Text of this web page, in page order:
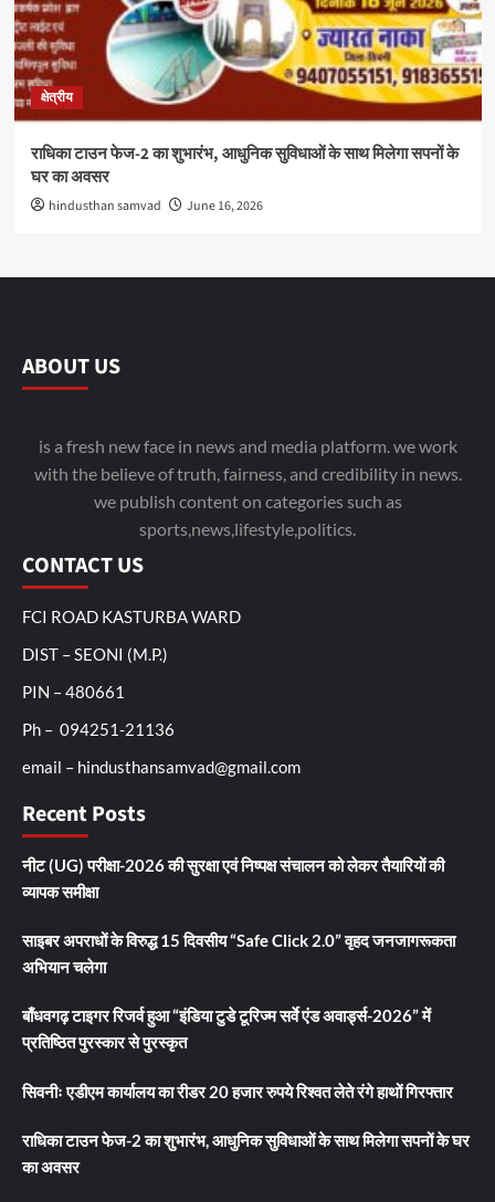
क्षेत्रीय
राधिका टाउन फेज-2 का शुभारंभ, आधुनिक सुविधाओं के साथ मिलेगा सपनों के
घर का अवसर
hindusthan samvad June 16, 2026
ABOUT US
is a fresh new face in news and media platform. we work
with the believe of truth, fairness, and credibility in news.
we publish content on categories such as
sports,news,lifestyle,politics.
CONTACT US
FCI ROAD KASTURBA WARD
DIST – SEONI (M.P.)
PIN – 480661
Ph – 094251-21136
email – hindusthansamvad@gmail.com
Recent Posts
नीट (UG) परीक्षा-2026 की सुरक्षा एवं निष्पक्ष संचालन को लेकर तैयारियों की
व्यापक समीक्षा
साइबर अपराधों के विरुद्ध 15 दिवसीय “Safe Click 2.0” वृहद जनजागरूकता
अभियान चलेगा
बाँधवगढ़ टाइगर रिजर्व हुआ “इंडिया टुडे टूरिज्म सर्वे एंड अवार्ड्स-2026” में
प्रतिष्ठित पुरस्कार से पुरस्कृत
सिवनीः एडीएम कार्यालय का रीडर 20 हजार रुपये रिश्वत लेते रंगे हाथों गिरफ्तार
राधिका टाउन फेज-2 का शुभारंभ, आधुनिक सुविधाओं के साथ मिलेगा सपनों के घर
का अवसर